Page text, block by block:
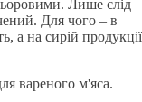
Лише слід
Для чого – в
а на сирій продукції
вареного м'яса.